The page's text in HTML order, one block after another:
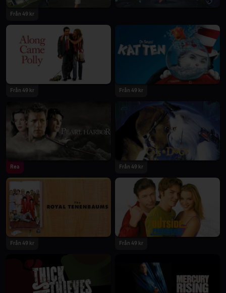
Från 49 kr
Från 49 kr Från 49 kr
Rea Från 49 kr
Från 49 kr Från 49 kr